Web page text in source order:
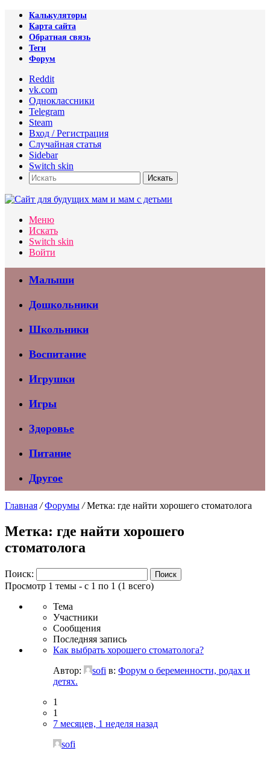
Калькуляторы
Карта сайта
Обратная связь
Теги
Форум
Reddit
vk.com
Одноклассники
Telegram
Steam
Вход / Регистрация
Случайная статья
Sidebar
Switch skin
Искать
Меню
Искать
Switch skin
Войти
Малыши
Дошкольники
Школьники
Воспитание
Игрушки
Игры
Здоровье
Питание
Другое
Главная / Форумы / Метка: где найти хорошего стоматолога
Метка: где найти хорошего
стоматолога
Поиск:
Просмотр 1 темы - с 1 по 1 (1 всего)
Тема
Участники
Сообщения
Последняя запись
Как выбрать хорошего стоматолога?
Автор:
sofi в: Форум о беременности, родах и
детях.
1
1
7 месяцев, 1 неделя назад
sofi